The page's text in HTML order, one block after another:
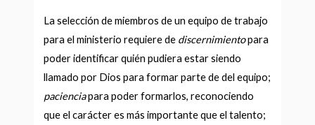
La selección de miembros de un equipo de trabajo
para el ministerio requiere de discernimientopara
poder identificar quién pudiera estar siendo
llamado por Dios para formar parte de del equipo;
pacienciapara poder formarlos, reconociendo
que el carácter es más importante que el talento;